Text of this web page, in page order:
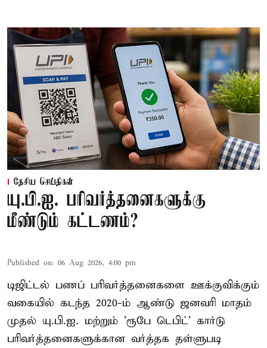
தேசிய செய்திகள்
யு.பி.ஐ. பரிவர்த்தனைகளுக்கு
மீண்டும் கட்டணம்?
Published on: 06 Aug 2026, 4:00 pm
டிஜிட்டல் பணப் பரிவர்த்தனைகளை ஊக்குவிக்கும்
வகையில் கடந்த 2020-ம் ஆண்டு ஜனவரி மாதம்
முதல் யு.பி.ஐ. மற்றும் 'ரூபே டெபிட்' கார்டு
பரிவர்த்தனைகளுக்கான வர்த்தக தள்ளுபடி